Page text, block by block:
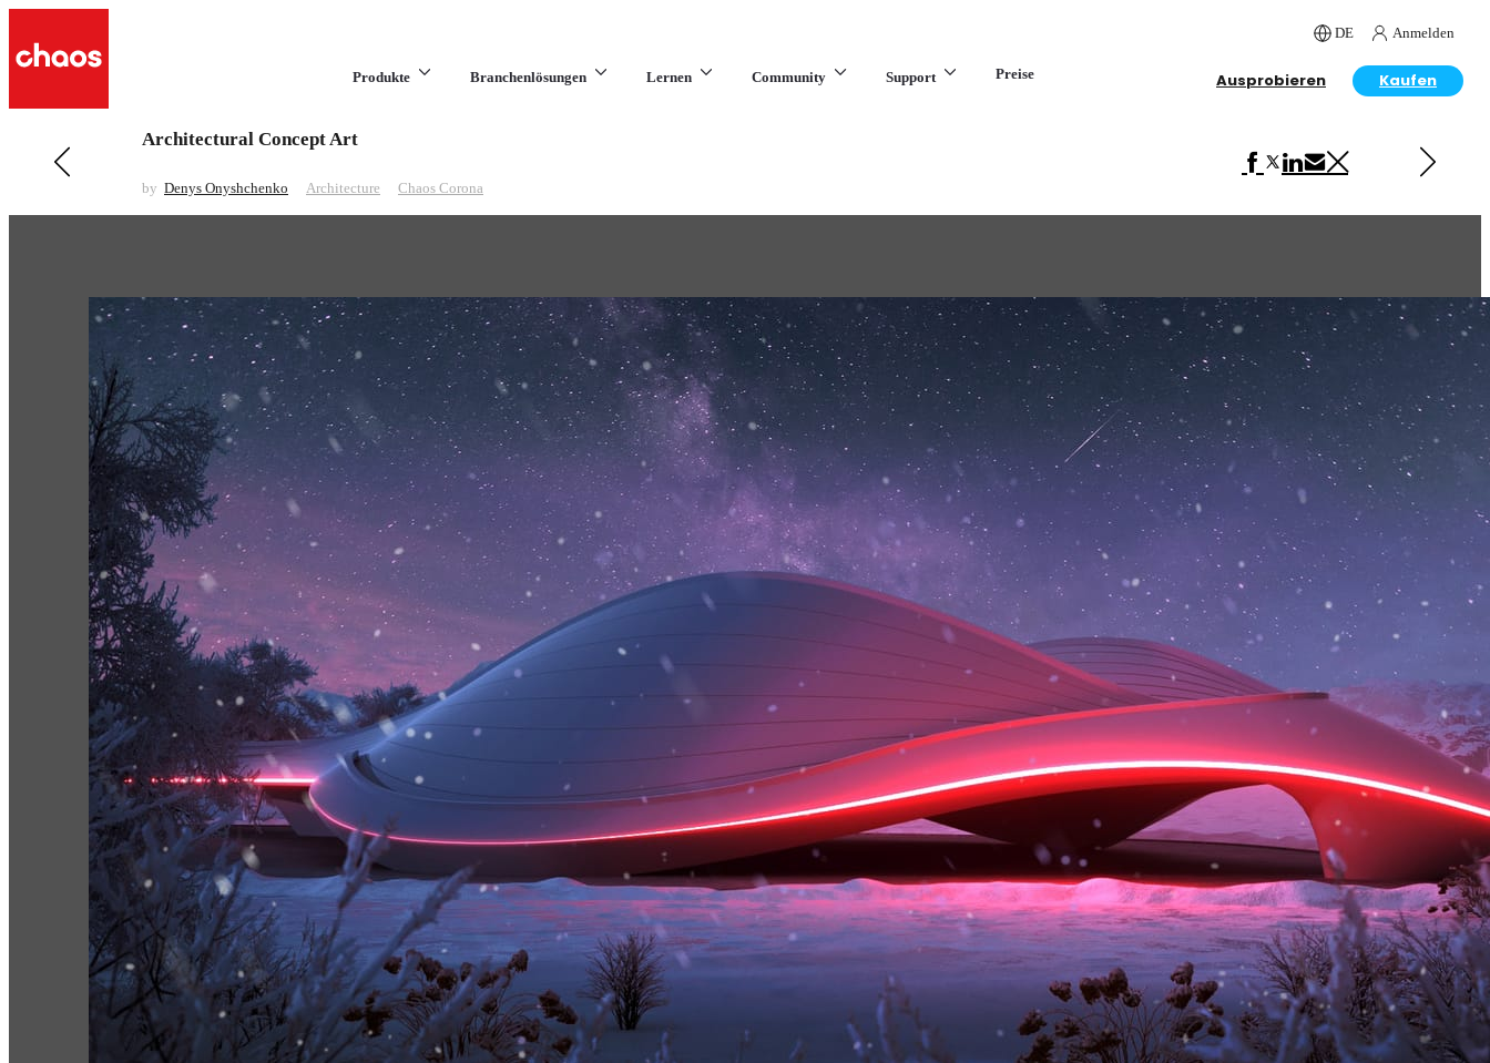
DE Anmelden
Produkte Branchenlösungen Lernen Community Support Preise Ausprobieren Kaufen
Previous in Architecture
Architectural Concept Art
by Denys Onyshchenko Architecture Chaos Corona
Reflections